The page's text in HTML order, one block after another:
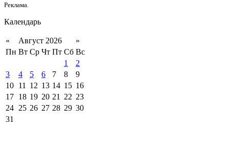
Реклама.
Календарь
« Август 2026
»
Пн Вт Ср Чт Пт Сб Вс
1
2
3
4 5 6 7 8
9
10 11 12 13 14 15 16
17 18 19 20 21 22 23
24 25 26 27 28 29 30
31